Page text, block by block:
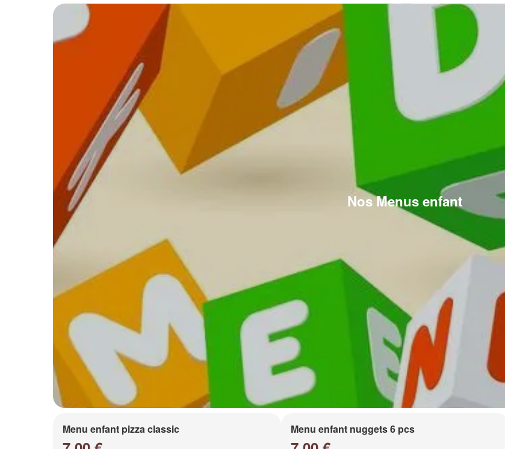
Nos Menus enfant
Menu enfant pizza classic Menu enfant nuggets 6 pcs